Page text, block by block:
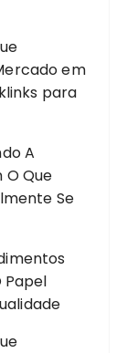
em
para
A
O Que
Se
Papel